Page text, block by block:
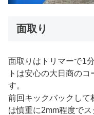
面取り
面取りはトリマーで1
トは安心の大日商の
す。
前回キックバックして
は慎重に2mm程度で